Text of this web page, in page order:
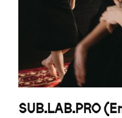
SUB.LAB.PRO